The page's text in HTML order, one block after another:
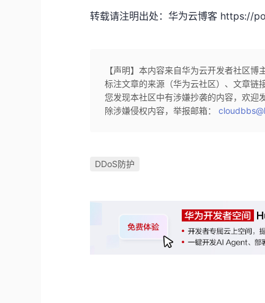
转载请注明出处：华为云博客 https://
【声明】本内容来自华为云开发者社区
标注文章的来源（华为云社区）、文章链
您发现本社区中有涉嫌抄袭的内容，欢迎
除涉嫌侵权内容，举报邮箱：
DDoS防护